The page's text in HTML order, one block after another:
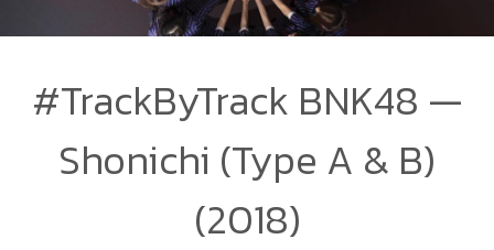
#TrackByTrack BNK48 —
Shonichi (Type A & B)
(2018)